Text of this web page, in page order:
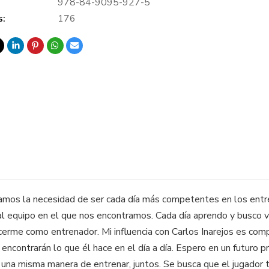
176
la necesidad de ser cada día más competentes en los
en el que nos encontramos. Cada día aprendo y busco
como entrenador. Mi influencia con Carlos Inarejos es
lo que él hace en el día a día. Espero en un futuro
misma manera de entrenar, juntos. Se busca que el